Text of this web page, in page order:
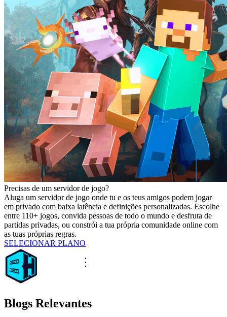
Precisas de um servidor de jogo?
Aluga um servidor de jogo onde tu e os teus amigos podem jogar
em privado com baixa latência e definições personalizadas. Escolhe
entre 110+ jogos, convida pessoas de todo o mundo e desfruta de
partidas privadas, ou constrói a tua própria comunidade online com
as tuas próprias regras.
SELECIONAR PLANO
Blogs Relevantes